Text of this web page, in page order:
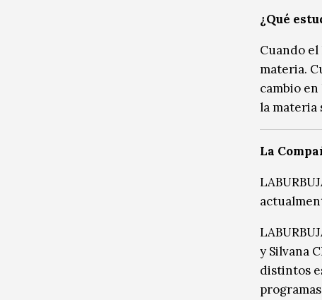
¿Qué
Cuando
materia.
cambio
la materia
La
y Silvana
distintos